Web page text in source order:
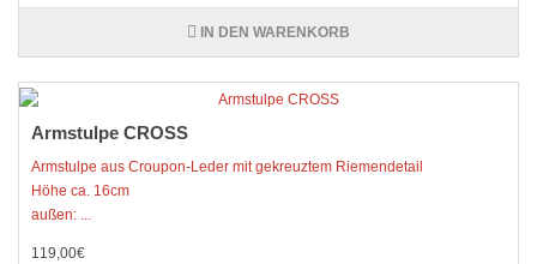
IN DEN WARENKORB
Armstulpe CROSS
Armstulpe aus Croupon-Leder mit gekreuztem Riemendetail
Höhe ca. 16cm
außen: ...
119,00€